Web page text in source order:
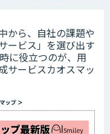
から、自社の課題や
ービス」を選び出す
に役立つのが、用
サービスカオスマッ